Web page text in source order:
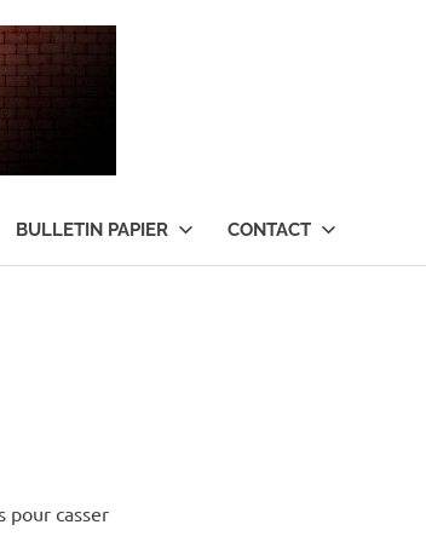
aura
BULLETIN PAPIER CONTACT
pour casser